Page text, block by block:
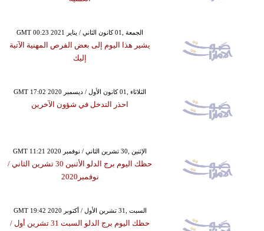
GMT 00:23 2021 الجمعة ,01 كانون الثاني / يناير
يشير هذا اليوم إلى بعض الفرص المهنية الآتية
إليك
GMT 17:02 2020 الثلاثاء ,01 كانون الأول / ديسمبر
احذر التدخل في شؤون الآخرين
GMT 11:21 2020 الإثنين ,30 تشرين الثاني / نوفمبر
حظك اليوم برج الدلو الأثنين 30 تشرين الثاني /
نوفمبر2020
GMT 19:42 2020 السبت ,31 تشرين الأول / أكتوبر
حظك اليوم برج الدلو السبت 31 تشرين أول /